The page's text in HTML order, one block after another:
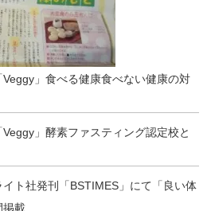
」食べる健康食べない健康の対
」酵素ファスティング認定校と
ト社発刊「BSTIMES」にて「良い体
掲載